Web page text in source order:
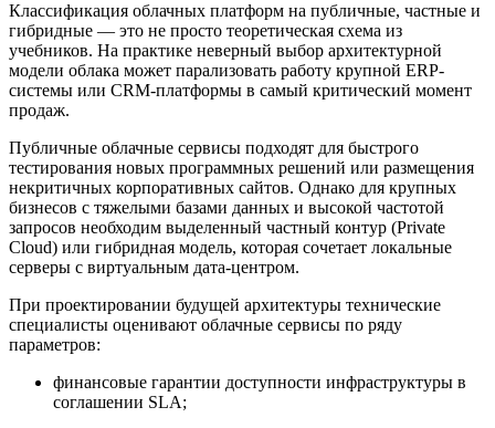
Классификация облачных платформ на публичные, частные и
гибридные — это не просто теоретическая схема из
учебников. На практике неверный выбор архитектурной
модели облака может парализовать работу крупной ERP-
системы или CRM-платформы в самый критический момент
продаж.
Публичные облачные сервисы подходят для быстрого
тестирования новых программных решений или размещения
некритичных корпоративных сайтов. Однако для крупных
бизнесов с тяжелыми базами данных и высокой частотой
запросов необходим выделенный частный контур (Private
Cloud) или гибридная модель, которая сочетает локальные
серверы с виртуальным дата-центром.
При проектировании будущей архитектуры технические
специалисты оценивают облачные сервисы по ряду
параметров:
финансовые гарантии доступности инфраструктуры в
соглашении SLA;